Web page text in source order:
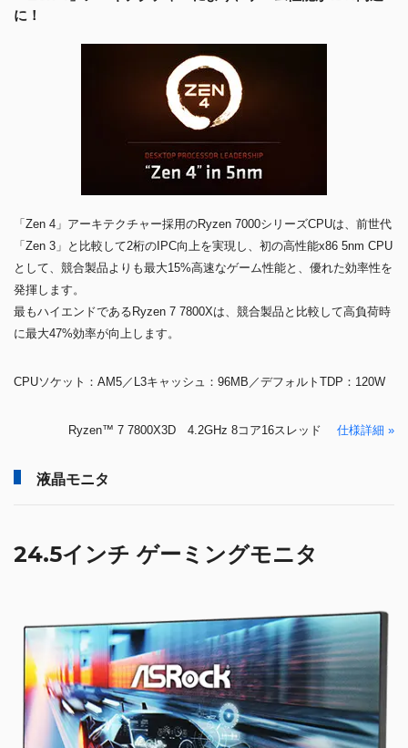
に！
「Zen 4」アーキテクチャー採用のRyzen 7000シリーズCPUは、前世代
「Zen 3」と比較して2桁のIPC向上を実現し、初の高性能x86 5nm CPU
として、競合製品よりも最大15%高速なゲーム性能と、優れた効率性を
発揮します。
最もハイエンドであるRyzen 7 7800Xは、競合製品と比較して高負荷時
に最大47%効率が向上します。
CPUソケット：AM5／L3キャッシュ：96MB／デフォルトTDP：120W
Ryzen™ 7 7800X3D 4.2GHz 8コア16スレッド 仕様詳細 »
液晶モニタ
24.5インチ ゲーミングモニタ